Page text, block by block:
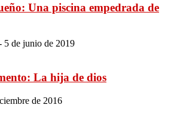
Una piscina empedrada de
5 de junio de 2019
La hija de dios
de 2016